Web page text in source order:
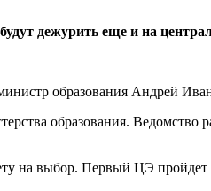
дежурить еще и на
образования Андрей
образования. Ведомство
на выбор. Первый ЦЭ пройдет